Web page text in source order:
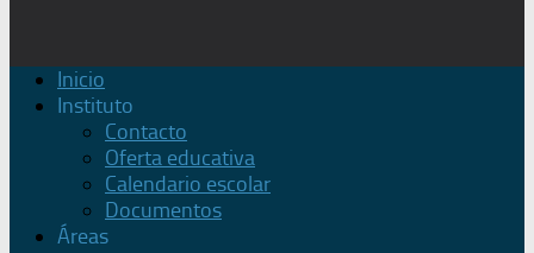
Inicio
Instituto
Contacto
Oferta educativa
Calendario escolar
Documentos
Áreas